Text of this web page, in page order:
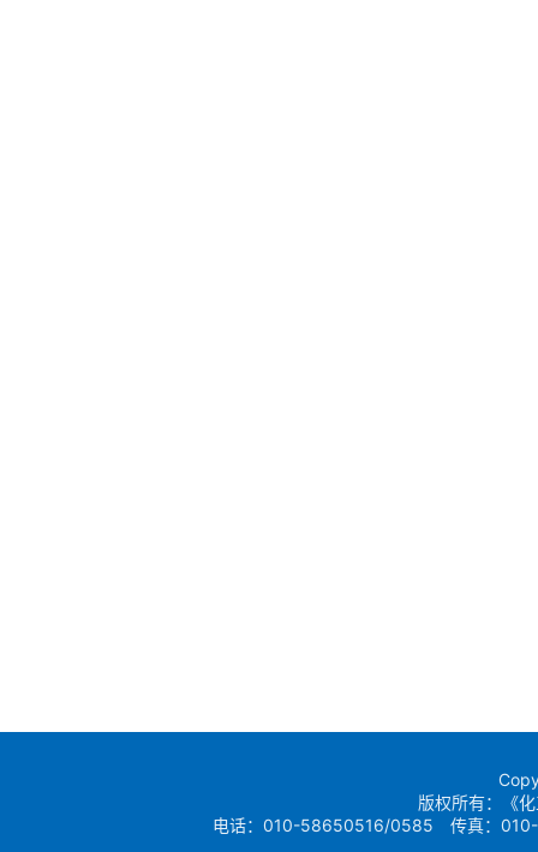
版权所有：《
电话：010-58650516/0585 传真：